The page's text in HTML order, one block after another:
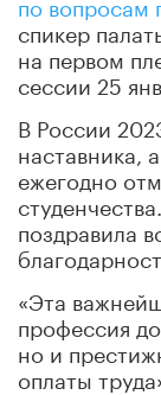
спикер
на первом
сессии 25
В России
наставника,
ежегодно
поздравила
«Эта
профессия
но и
оплаты